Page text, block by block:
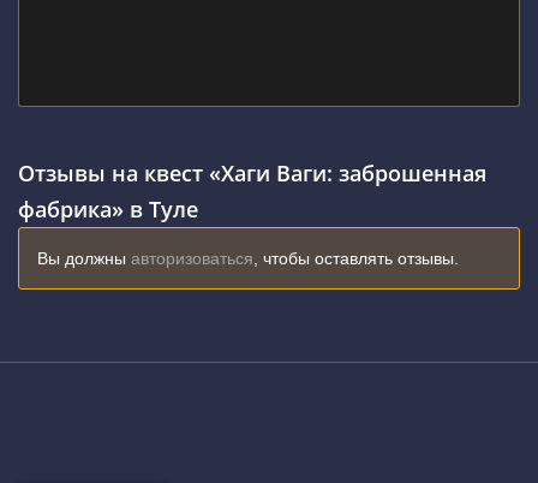
Отзывы на квест «Хаги Ваги: заброшенная
фабрика» в Туле
Вы должны авторизоваться , чтобы оставлять отзывы.